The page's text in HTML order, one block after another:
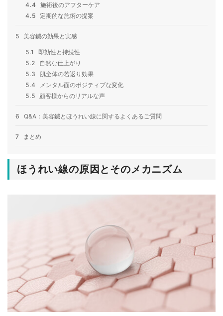
4.4
施術後のアフターケア
4.5
定期的な施術の提案
5 美容鍼の効果と実感
5.1
即効性と持続性
5.2
自然な仕上がり
5.3
肌全体の若返り効果
5.4
メンタル面のポジティブな変化
5.5
顧客様からのリアルな声
6 Q&A：美容鍼とほうれい線に関するよくあるご質問
7 まとめ
ほうれい線の原因とそのメカニズム